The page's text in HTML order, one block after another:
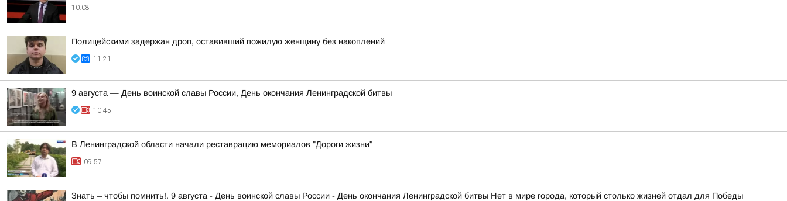
10:08
Полицейскими задержан дроп, оставивший пожилую женщину без накоплений
11:21
9 августа — День воинской славы России, День окончания Ленинградской битвы
10:45
В Ленинградской области начали реставрацию мемориалов "Дороги жизни"
09:57
Знать – чтобы помнить!. 9 августа - День воинской славы России - День окончания Ленинградской битвы Нет в мире города, который столько жизней отдал для Победы